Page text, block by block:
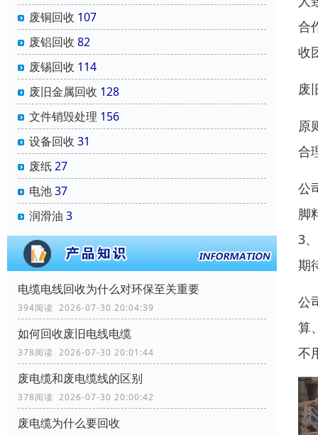
废铜回收 107
废铝回收 82
废锡回收 114
废旧金属回收 128
文件销毁处理 156
设备回收 31
废纸27
电池37
润滑油 3
电缆电线回收为什么对环保至关重要
394阅读 2026-07-30 20:04:39
如何回收废旧电线电缆
378阅读 2026-07-30 20:01:44
废电缆和废电缆线的区别
378阅读 2026-07-30 20:00:42
废电缆为什么要回收
合
收
废
原
合
公
脚
3
期
公
算
不